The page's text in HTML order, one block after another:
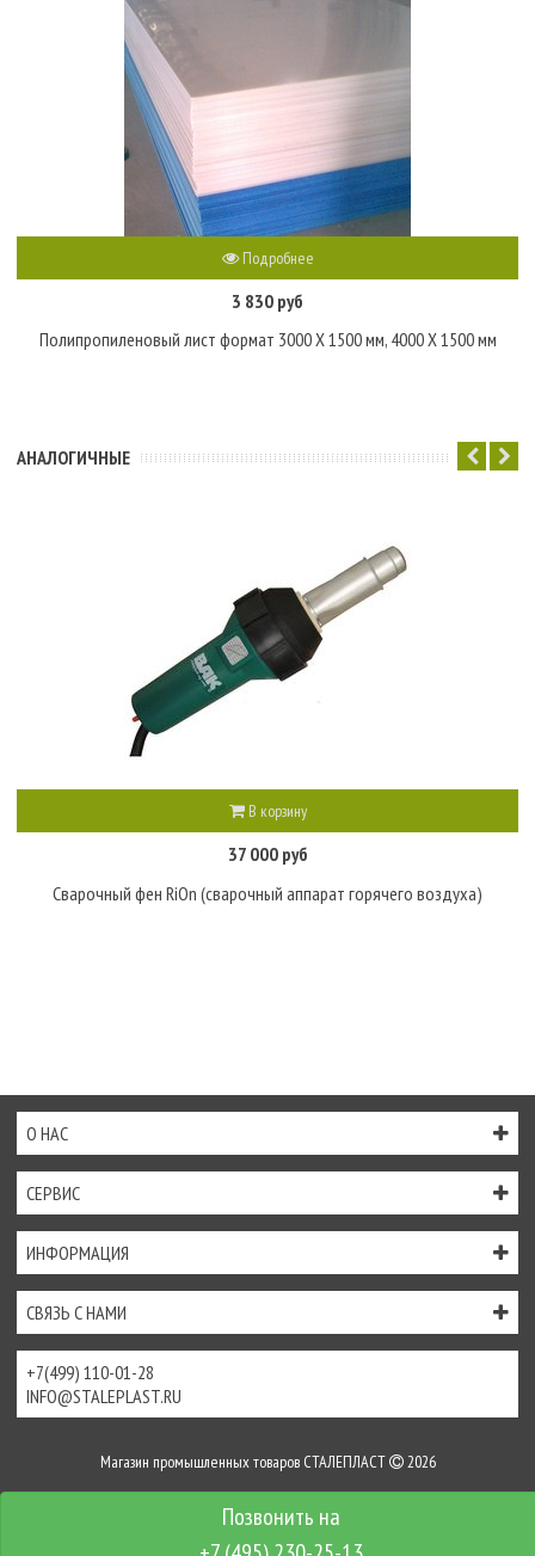
Подробнее
3 830 руб
Полипропиленовый лист формат 3000 Х 1500 мм, 4000 Х 1500 мм
АНАЛОГИЧНЫЕ
В корзину
37 000 руб
Сварочный фен RiOn (сварочный аппарат горячего воздуха)
О НАС
СЕРВИС
ИНФОРМАЦИЯ
СВЯЗЬ С НАМИ
+7(499) 110-01-28
INFO@STALEPLAST.RU
Магазин промышленных товаров СТАЛЕПЛАСТ 2026
Интернет-магазин создан наInSales